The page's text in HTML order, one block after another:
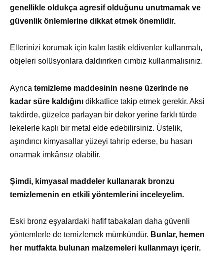
genellikle oldukça agresif olduğunu unutmamak ve
güvenlik önlemlerine dikkat etmek önemlidir.
Ellerinizi korumak için kalın lastik eldivenler kullanmalı,
objeleri solüsyonlara daldırırken cımbız kullanmalısınız.
Ayrıca temizleme maddesinin nesne üzerinde ne
kadar süre kaldığını dikkatlice takip etmek gerekir. Aksi
takdirde, güzelce parlayan bir dekor yerine farklı türde
lekelerle kaplı bir metal elde edebilirsiniz. Üstelik,
aşındırıcı kimyasallar yüzeyi tahrip ederse, bu hasarı
onarmak imkânsız olabilir.
Şimdi, kimyasal maddeler kullanarak bronzu
temizlemenin en etkili yöntemlerini inceleyelim.
Eski bronz eşyalardaki hafif tabakaları daha güvenli
yöntemlerle de temizlemek mümkündür. Bunlar, hemen
her mutfakta bulunan malzemeleri kullanmayı içerir.